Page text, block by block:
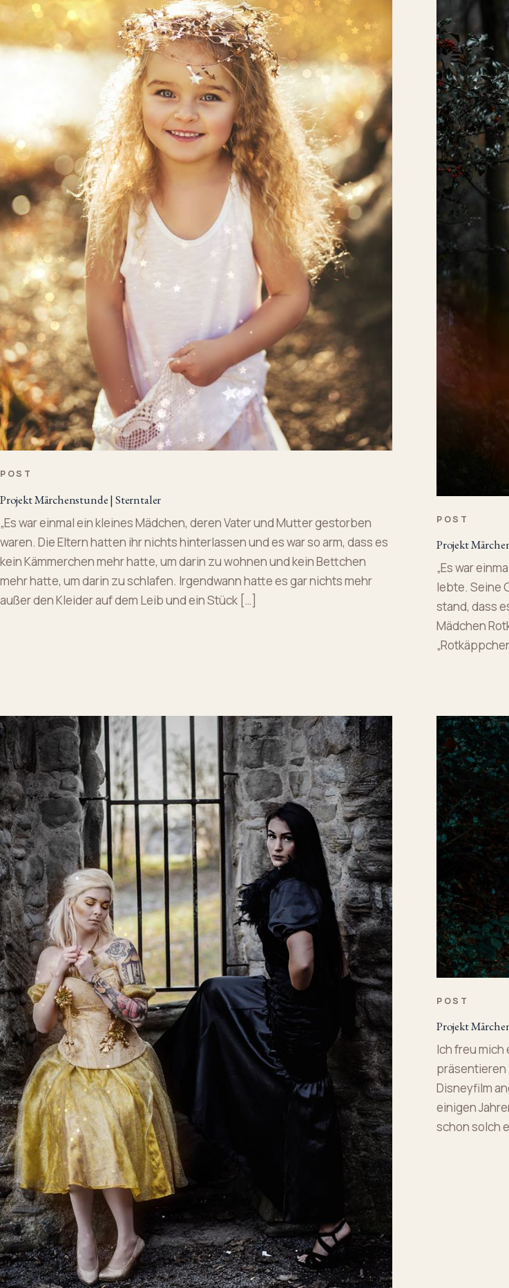
POST
Projekt Märchenstunde | Sterntaler
„Es war einmal ein kleines Mädchen, deren Vater und Mutter gestorben
waren. Die Eltern hatten ihr nichts hinterlassen und es war so arm, dass es
kein Kämmerchen mehr hatte, um darin zu wohnen und kein Bettchen
mehr hatte, um darin zu schlafen. Irgendwann hatte es gar nichts mehr
außer den Kleider auf dem Leib und ein Stück […]
POST
Projekt
„Es war
lebte. Seine
stand, dass
Mädchen
POST
Projekt
Ich freu
präsentieren
Disneyfilm
einigen
schon solch